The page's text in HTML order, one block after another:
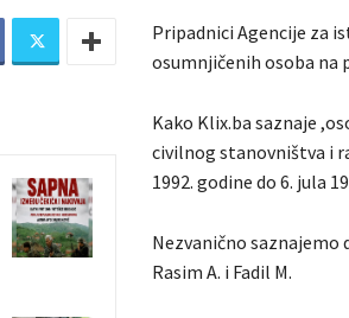
Pripadnici Agencije za
osumnjičenih osoba na
Kako Klix.ba saznaje
civilnog stanovništva i
1992. godine do 6. jula
Nezvanično saznajemo
Rasim A. i Fadil M.